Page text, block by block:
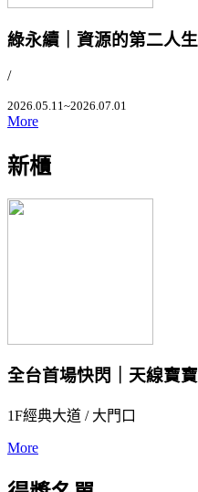
綠永續｜資源的第二人生
/
2026.05.11~2026.07.01
More
新櫃
全台首場快閃｜天線寶寶
1F經典大道 / 大門口
More